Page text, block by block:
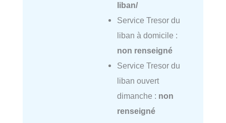
liban/
Service Tresor du
liban à domicile :
non renseigné
Service Tresor du
liban ouvert
dimanche : non
renseigné